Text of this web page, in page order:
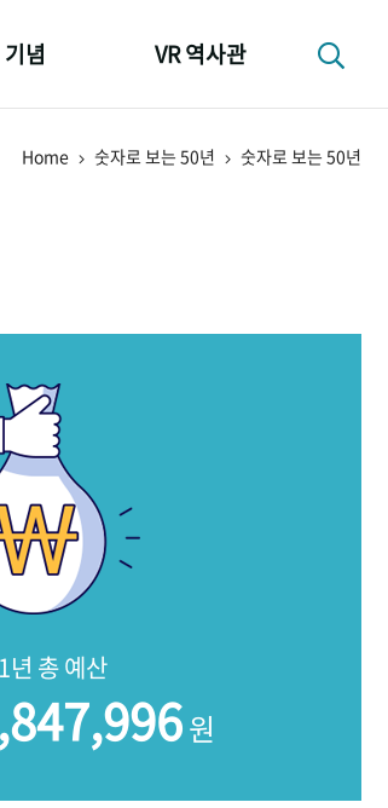
념 VR 역사관
Home 숫자로 보는 50년 숫자로 보는 50년
총 예산
원